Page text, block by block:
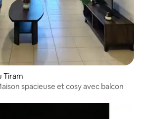
Tiram
Homestay Maison spacieuse et cosy avec balcon